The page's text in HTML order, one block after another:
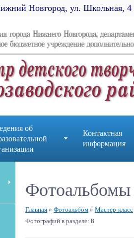
Новгород, ул. Школьная, 4
об
Контактная
информация
Фотоальбомы
Главная » Фотоальбом » Мастер-класс
Фотографий в разделе: 8